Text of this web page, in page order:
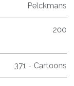
Pelckmans
200
371 - Cartoons